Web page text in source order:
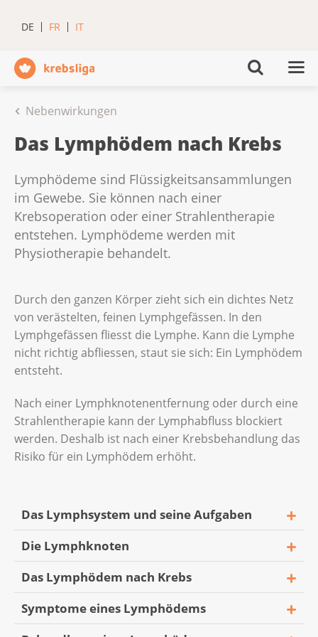
DE FR IT
Nebenwirkungen
Das Lymphödem nach Krebs
Lymphödeme sind Flüssigkeitsansammlungen
im Gewebe. Sie können nach einer
Krebsoperation oder einer Strahlentherapie
entstehen. Lymphödeme werden mit
Physiotherapie behandelt.
Durch den ganzen Körper zieht sich ein dichtes Netz
von verästelten, feinen Lymphgefässen. In den
Lymphgefässen fliesst die Lymphe. Kann die Lymphe
nicht richtig abfliessen, staut sie sich: Ein Lymphödem
entsteht.
Nach einer Lymphknotenentfernung oder durch eine
Strahlentherapie kann der Lymphabfluss blockiert
werden. Deshalb ist nach einer Krebsbehandlung das
Risiko für ein Lymphödem erhöht.
Das Lymphsystem und seine Aufgaben
Die Lymphknoten
Das Lymphödem nach Krebs
Bei einer Krebserkrankung können
Krebszellen von ihrem Ursprungsort über
Symptome eines Lymphödems